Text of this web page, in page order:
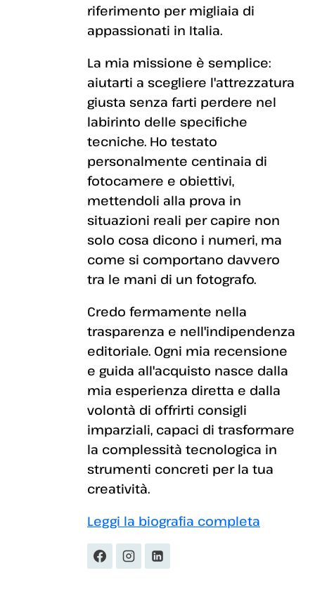
riferimento per migliaia di
appassionati in Italia.
La mia missione è semplice:
aiutarti a scegliere l'attrezzatura
giusta senza farti perdere nel
labirinto delle specifiche
tecniche. Ho testato
personalmente centinaia di
fotocamere e obiettivi,
mettendoli alla prova in
situazioni reali per capire non
solo cosa dicono i numeri, ma
come si comportano davvero
tra le mani di un fotografo.
Credo fermamente nella
trasparenza e nell'indipendenza
editoriale. Ogni mia recensione
e guida all'acquisto nasce dalla
mia esperienza diretta e dalla
volontà di offrirti consigli
imparziali, capaci di trasformare
la complessità tecnologica in
strumenti concreti per la tua
creatività.
Leggi la biografia completa